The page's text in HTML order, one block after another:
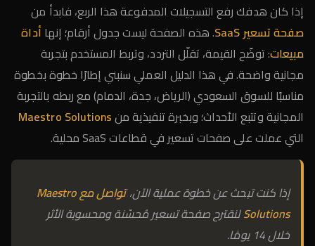
إذا كان هدفك رفع التسجيلات المدفوعة هذا الربع، فابدأ من
صفحة تسعير SaaS
. هذه الصفحة ليست جدول أرقام؛ إنها أداة
مبيعات: توضّح القيمة، تقلّل التردد، وتربط المستخدم بتجربة
مجانية واضحة. في هذا الدليل العملي سنبني إطارًا خطوة بخطوة
مناسبًا للسوق السعودي (الرياض، جدة، الدمام) مع ربطه بالتجربة
المجانية وتتبع الأحداث؛ وبخبرة تنفيذية منMaestro Solutions
التي عملت على صفحات تسعير في قطاعات SaaS محلية.
إذا كنت تبحث عن خطوة عملية الآن،
تواصل مع Maestro
Solutionsلنقترح صفحة تسعير مُحسّنة ومحسوبة الأثر
خلال 14 يومًا.